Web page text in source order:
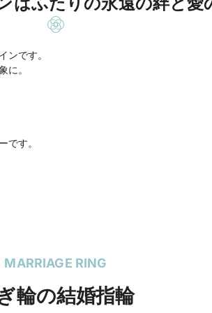
ンです。
に。
です。
MARRIAGE RING
輪の結婚指輪